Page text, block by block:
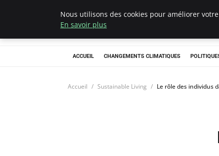
ACCUEIL CHANGEMENTS CLIMATIQUES
Accueil Sustainable Living Le rôle des individus
Nous utilisons des cookies pour améliorer
En savoir plus